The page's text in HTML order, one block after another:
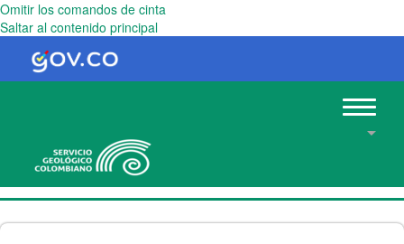
Omitir los comandos de cinta
Saltar al contenido principal
Toggle